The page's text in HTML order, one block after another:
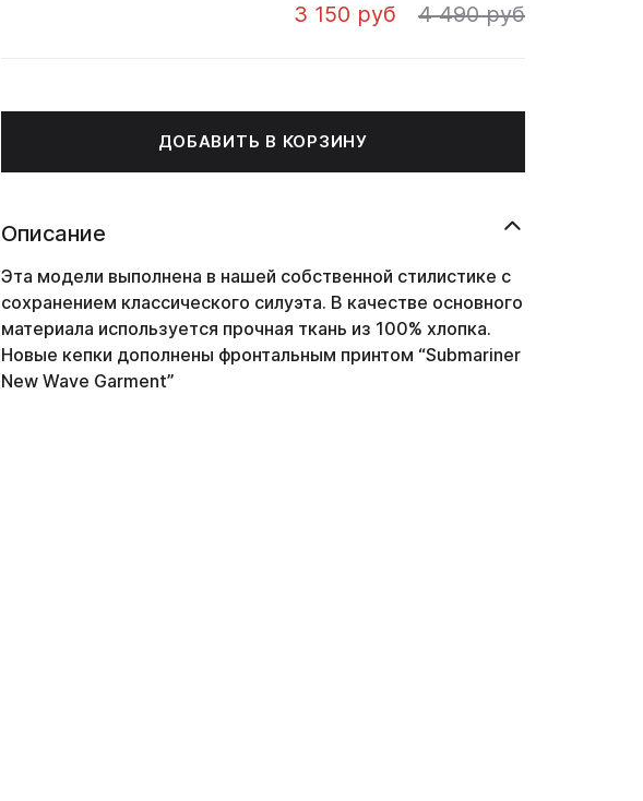
4 490 руб
3 150 руб
ДОБАВИТЬ В КОРЗИНУ
Описание
Эта модели выполнена в нашей собственной стилистике с
сохранением классического силуэта. В качестве основного
материала используется прочная ткань из 100% хлопка.
Новые кепки дополнены фронтальным принтом “Submariner
New Wave Garment”